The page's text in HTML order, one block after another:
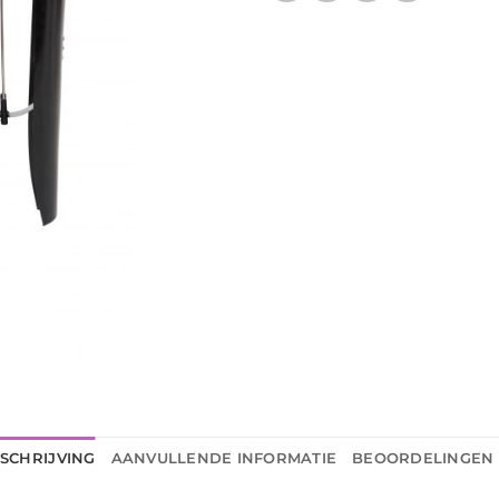
AANVULLENDE INFORMATIE BEOORDELINGEN